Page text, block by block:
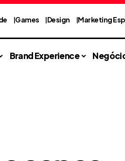
Games Design Marketing
Brand Experience